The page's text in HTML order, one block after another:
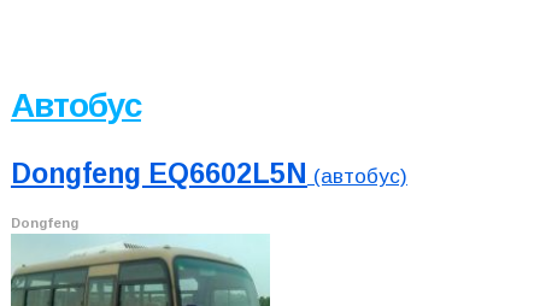
Автобус
Dongfeng EQ6602L5N (автобус)
Dongfeng